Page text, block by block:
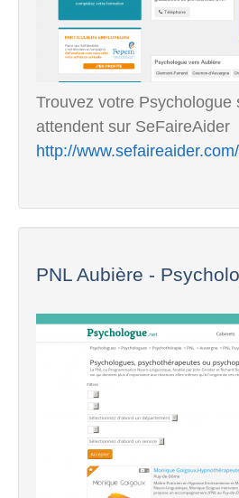
Trouvez votre
attendent sur SeFaireAider
http://
PNL Aubière -